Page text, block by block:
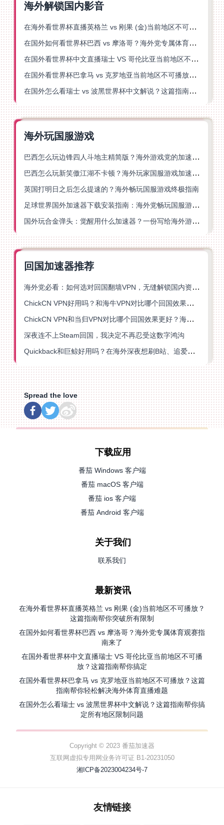
海外解锁国内影音
在海外看世界杯直播英格兰 vs 刚果 (金)当前地区不可播放？这篇指南帮你突破所有限制
在国外如何看世界杯巴西 vs 摩洛哥？海外党专属体育观赛指南来了
在国外看世界杯中文直播瑞士 VS 哥伦比亚当前地区不可播放？这篇指南帮你搞定
在国外看世界杯巴拿马 vs 克罗地亚当前地区不可播放？这篇指南帮你轻松解决海外体育直播难题
在国外怎么看瑞士 vs 波黑世界杯中文解说？这篇指南帮你搞定所有地区限制问题
海外玩国服游戏
巴西怎么玩边锋四人斗地主精简版？海外游戏党的加速器终极选择
巴西怎么玩新笑傲江湖不卡顿？海外玩家国服游戏加速终极指南（附猫和老鼠一梦江湖实测）
英国打明日之后怎么提速的？海外畅玩国服游戏终极指南
足球世界国外加速器下载安装指南：海外党畅玩国服游戏的终极解决方案
国外玩合金弹头：觉醒用什么加速器？一份写给海外游子的畅玩指南
回国加速器推荐
海外党必看：如何选对回国翻墙VPN，无缝解锁国内资源？
ChickCN VPN好用吗？和海牛VPN对比哪个回国效果更好？
ChickCN VPN和当归VPN对比哪个回国效果更好？海外党亲测后选了它
深夜连不上Steam回国，我决定不再忍受这数字鸿沟
Quickback和巨鲸好用吗？在海外深夜想刷B站、追爱奇艺的你，或许正需要这份答案
Spread the love
下载应用
番茄 Windows 客户端
番茄 macOS 客户端
番茄 ios 客户端
番茄 Android 客户端
关于我们
联系我们
最新资讯
在海外看世界杯直播英格兰 vs 刚果 (金)当前地区不可播放？
这篇指南帮你突破所有限制
在国外如何看世界杯巴西 vs 摩洛哥？海外党专属体育观赛指
南来了
在国外看世界杯中文直播瑞士 VS 哥伦比亚当前地区不可播
放？这篇指南帮你搞定
在国外看世界杯巴拿马 vs 克罗地亚当前地区不可播放？这篇
指南帮你轻松解决海外体育直播难题
在国外怎么看瑞士 vs 波黑世界杯中文解说？这篇指南帮你搞
定所有地区限制问题
Copyright © 2023 番茄加速器
互联网虚拟专用网业务许可证 B1-20231050
湘ICP备2023004234号-7
友情链接